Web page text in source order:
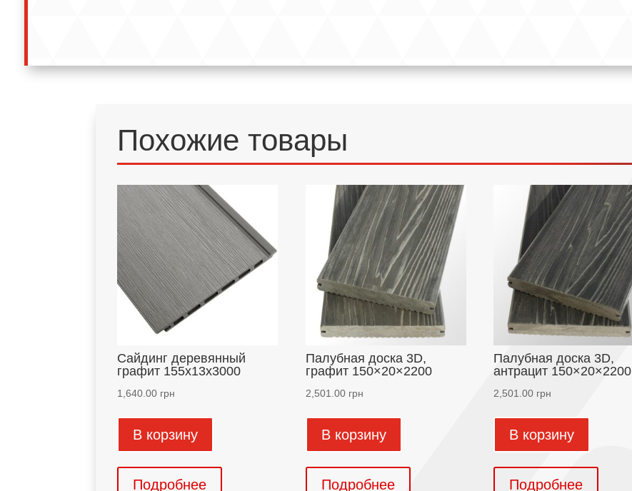
Похожие товары
Сайдинг деревянный
графит 155х13х3000
1,640.00 грн
В корзину
Подробнее
Палубная доска 3D,
графит 150×20×2200
2,501.00грн
В корзину
Подробнее
Палубная доска 3D,
антрацит 150×20×2200
2,501.00 грн
В корзину
Подробнее